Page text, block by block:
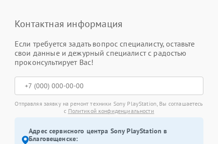
Контактная информация
Если требуется задать вопрос специалисту, оставьте
свои данные и дежурный специалист с радостью
проконсультирует Вас!
Отправляя заявку на ремонт техники Sony PlayStation, Вы соглашаетесь
с Политикой конфиденциальности
Адрес сервисного центра Sony PlayStation в
Благовещенске: